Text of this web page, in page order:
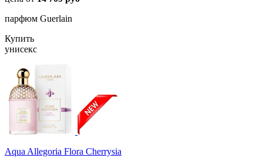
парфюм Guerlain
Купить
унисекс
Aqua Allegoria Flora Cherrysia